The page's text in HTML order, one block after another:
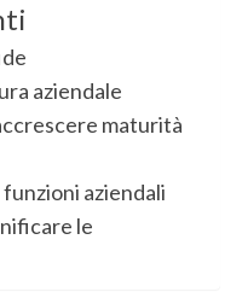
aziendale
maturità
aziendali
le